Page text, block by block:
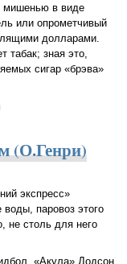
мишенью в виде
или опрометчивый
долларами.
табак; зная это,
сигар «брэва»
(О.Генри)
экспресс»
паровоз этого
не столь для него
«Акула» Додсон